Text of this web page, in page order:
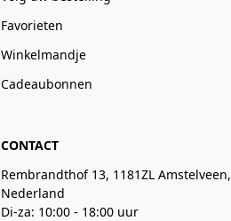
Favorieten
Winkelmandje
Cadeaubonnen
CONTACT
Rembrandthof 13, 1181ZL Amstelveen,
Nederland
Di-za: 10:00 - 18:00 uur